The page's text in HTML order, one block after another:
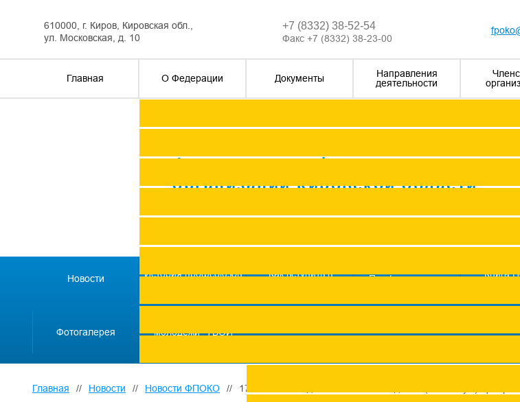
610000, г. Киров, Кировская обл.,
ул. Московская, д. 10
+7 (8332) 38-52-54
Факс +7 (8332) 38-23-00
Главная О Федерации Документы
Направления
деятельности
Федерация профсоюзных
организаций Кировской области
Новости
История профсоюзов
Как вступить в
Профсоюз помог
Книга
Фотогалерея
молодежи "ТВОЙ
Главная // Новости // Новости ФПОКО // 17 мая 2018 года состоялось заседание (VI Пленум)